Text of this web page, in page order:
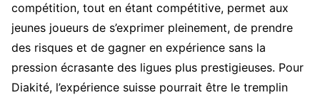
compétition, tout en étant compétitive, permet aux
jeunes joueurs de s’exprimer pleinement, de prendre
des risques et de gagner en expérience sans la
pression écrasante des ligues plus prestigieuses. Pour
Diakité, l’expérience suisse pourrait être le tremplin